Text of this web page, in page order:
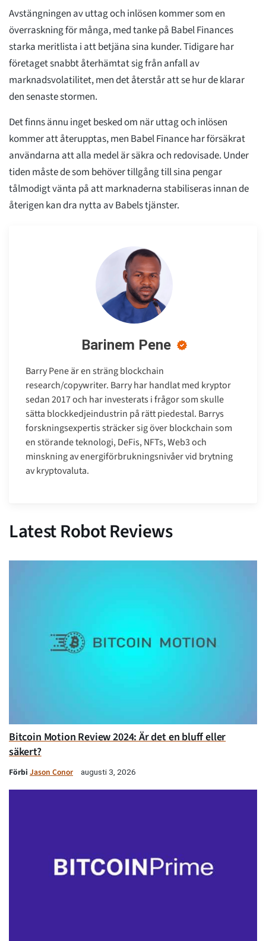
Avstängningen av uttag och inlösen kommer som en
överraskning för många, med tanke på Babel Finances
starka meritlista i att betjäna sina kunder. Tidigare har
företaget snabbt återhämtat sig från anfall av
marknadsvolatilitet, men det återstår att se hur de klarar
den senaste stormen.
Det finns ännu inget besked om när uttag och inlösen
kommer att återupptas, men Babel Finance har försäkrat
användarna att alla medel är säkra och redovisade. Under
tiden måste de som behöver tillgång till sina pengar
tålmodigt vänta på att marknaderna stabiliseras innan de
återigen kan dra nytta av Babels tjänster.
Barinem Pene
Barry Pene är en sträng blockchain
research/copywriter. Barry har handlat med kryptor
sedan 2017 och har investerats i frågor som skulle
sätta blockkedjeindustrin på rätt piedestal. Barrys
forskningsexpertis sträcker sig över blockchain som
en störande teknologi, DeFis, NFTs, Web3 och
minskning av energiförbrukningsnivåer vid brytning
av kryptovaluta.
Latest Robot Reviews
Bitcoin Motion Review 2024: Är det en bluff eller
säkert?
Förbi Jason Conor augusti 3, 2026